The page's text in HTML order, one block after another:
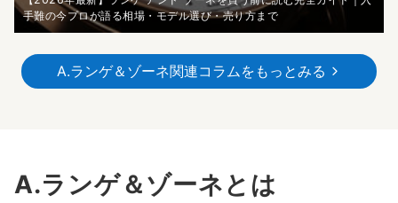
手難の今プロが語る相場・モデル選び・売り方まで
A.ランゲ＆ゾーネ関連コラムをもっとみる
A.ランゲ＆ゾーネとは